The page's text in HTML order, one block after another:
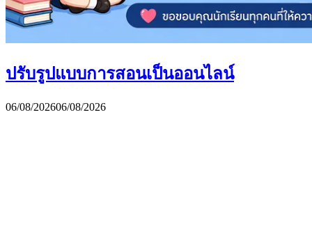
ปรับรูปแบบการสอนเป็นออนไลน์
06/08/202606/08/2026